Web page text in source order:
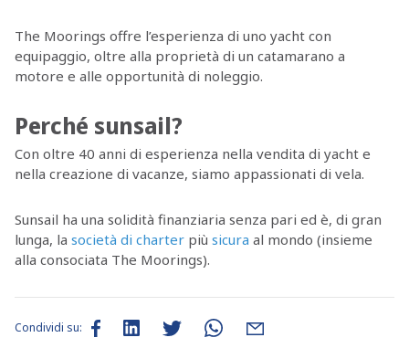
The Moorings offre l’esperienza di uno yacht con
equipaggio, oltre alla proprietà di un catamarano a
motore e alle opportunità di noleggio.
Perché sunsail?
Con oltre 40 anni di esperienza nella vendita di yacht e
nella creazione di vacanze, siamo appassionati di vela.
Sunsail ha una solidità finanziaria senza pari ed è, di gran
lunga, la società di charterpiù sicura al mondo (insieme
alla consociata The Moorings).
Condividi su: